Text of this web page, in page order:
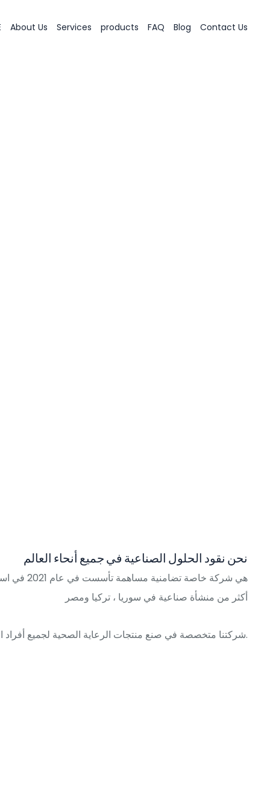
About Us Services products FAQ Blog Contact Us
نحن نقود الحلول الصناعية في جميع أنحاء العالم
أكثر من منشأة صناعية في سوريا ، تركيا ومصر
شركتنا متخصصة في صنع منتجات الرعاية الصحية لجميع أفراد الأسرة واستعمالات أخرى.